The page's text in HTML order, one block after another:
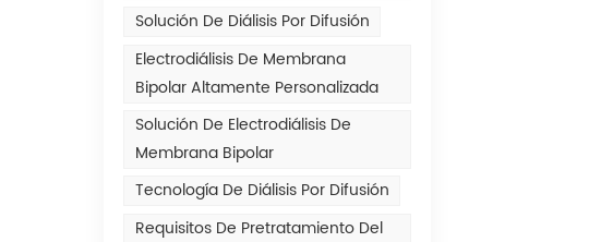
Solución De Diálisis Por Difusión
Electrodiálisis De Membrana
Bipolar Altamente Personalizada
Solución De Electrodiálisis De
Membrana Bipolar
Tecnología De Diálisis Por Difusión
Requisitos De Pretratamiento Del